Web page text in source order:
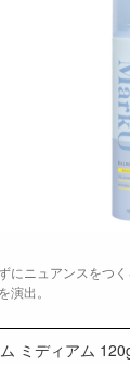
にニュアンスをつ
出。
ミディアム